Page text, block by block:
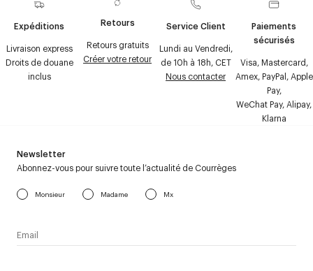
Expéditions
Livraison express
Droits de douane
inclus
Retours
Retours gratuits
Créer votre retour
Service Client
Lundi au Vendredi,
de 10h à 18h, CET
Nous contacter
Paiements
sécurisés
Visa, Mastercard,
Amex, PayPal, Apple
Pay,
WeChat Pay, Alipay,
Klarna
Newsletter
Abonnez-vous pour suivre toute l’actualité de Courrèges
Monsieur Madame Mx